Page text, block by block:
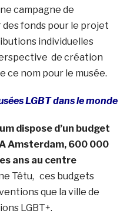
campagne de
fonds pour le projet
individuelles
de création
ce nom pour le musée.
LGBT dans le monde
dispose d’un budget
Amsterdam, 600 000
ans au centre
Têtu, ces budgets
que la ville de
LGBT+.